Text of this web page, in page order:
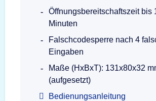
Öffnungsbereitschaftszeit bis
Minuten
Falschcodesperre nach 4
Eingaben
Maße (HxBxT): 131x80x32
(aufgesetzt)
Bedienungsanleitung